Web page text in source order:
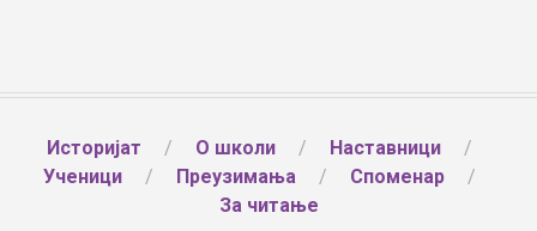
Историјат О школи
Наставници
Ученици
Преузимања
Споменар
За читање